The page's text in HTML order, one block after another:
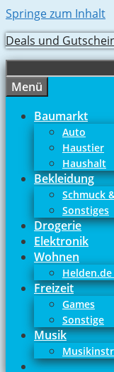
Springe zum Inhalt
Deals und
Menü
Baumarkt
Auto
Haustier
Haushalt
Bekleidung
Schmuck
Sonstiges
Drogerie
Elektronik
Wohnen
Freizeit
Games
Sonstige
Musik